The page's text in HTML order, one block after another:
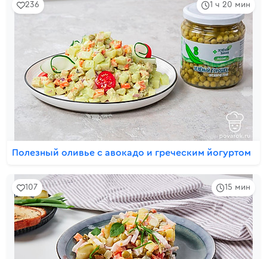
1 ч 20 мин
236
Полезный оливье с авокадо и греческим йогуртом
15 мин
107